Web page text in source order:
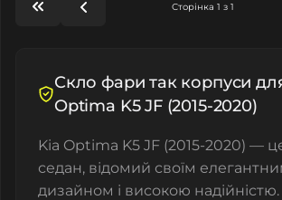
Сторінка 1 з 1
Скло фари так корпуси
Optima K5 JF (2015-2020)
Kia Optima K5 JF (2015-2020) —
седан, відомий своїм
дизайном і високою